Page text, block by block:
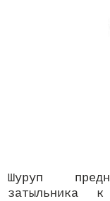
Шуруп
затыльника